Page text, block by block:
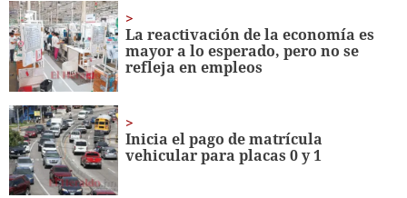
1
minute,
3
seconds
La reactivación de la economía es
mayor a lo esperado, pero no se
refleja en empleos
Inicia el pago de matrícula
vehicular para placas 0 y 1